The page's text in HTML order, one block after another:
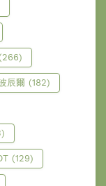
辰爾 (182)
(129)